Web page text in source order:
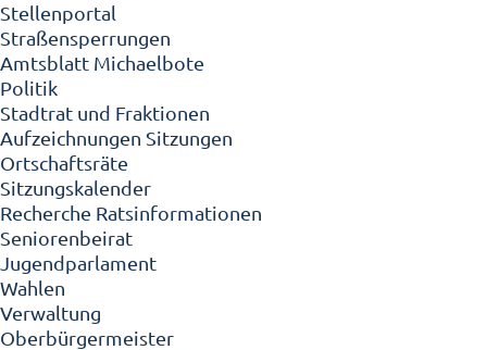
Stellenportal
Straßensperrungen
Amtsblatt Michaelbote
Politik
Stadtrat und Fraktionen
Aufzeichnungen Sitzungen
Ortschaftsräte
Sitzungskalender
Recherche Ratsinformationen
Seniorenbeirat
Jugendparlament
Wahlen
Verwaltung
Oberbürgermeister